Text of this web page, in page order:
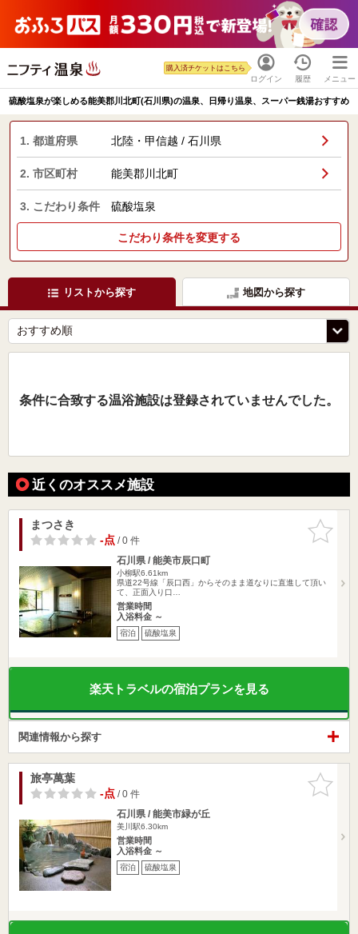
ログイン
購入済チケットはこちら
履歴 メニュー
硫酸塩泉が楽しめる能美郡川北町(石川県)の温泉、日帰り温泉、スーパー銭湯おすすめ
1. 都道府県 北陸・甲信越 / 石川県
2. 市区町村 能美郡川北町
3. こだわり条件 硫酸塩泉
こだわり条件を変更する
リストから探す 地図から探す
条件に合致する温浴施設は登録されていませんでした。
近くのオススメ施設
お気に入
りに追加
まつさき
-点/ 0 件
石川県 / 能美市辰口町
小柳駅6.61km
県道22号線「辰口西」からそのまま道なりに直進して頂い
て、正面入り口…
営業時間
入浴料金 ～
宿泊 硫酸塩泉
楽天トラベルの宿泊プランを見る
関連情報から探す
お気に入
りに追加
旅亭萬葉
-点/ 0 件
石川県 / 能美市緑が丘
美川駅6.30km
営業時間
入浴料金 ～
宿泊 硫酸塩泉